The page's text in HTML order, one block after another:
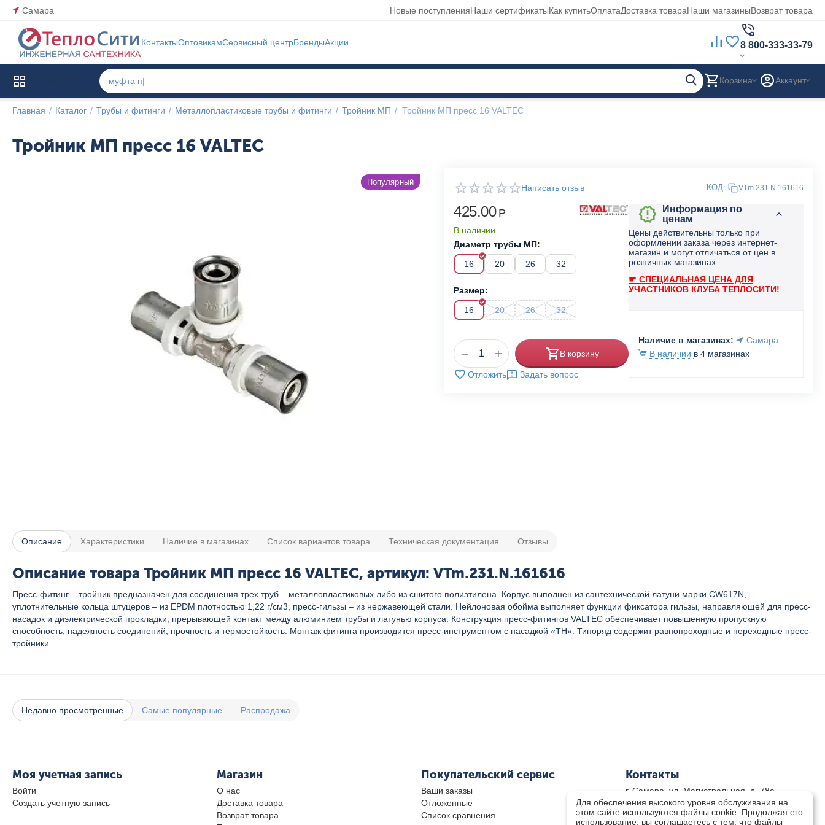
Самара Новые поступленияНаши сертификатыКак купитьОплатаДоставка товараНаши магазиныВозврат товара
КонтактыОптовикамСервисный центрБрендыАкции 8 800-333-33-79
Корзина Аккаунт
Главная / Каталог / Трубы и фитинги / Металлопластиковые трубы и фитинги / Тройник МП / Тройник МП пресс 16 VALTEC
Тройник МП пресс 16 VALTEC
Популярный
Написать отзыв КОД: VTm.231.N.161616
425.00 Р
В наличии
Диаметр трубы МП:
16
20 26 32
Размер:
16
20 26 32
+
− В корзину
Отложить Задать вопрос
Информация по
ценам
Цены действительны только при
оформлении заказа через интернет-
магазин и могут отличаться от цен в
розничных магазинах .
☛ СПЕЦИАЛЬНАЯ ЦЕНА ДЛЯ
УЧАСТНИКОВ КЛУБА ТЕПЛОСИТИ!
Наличие в магазинах:
Самара
В наличии в 4 магазинах
Описание Характеристики Наличие в магазинах Список вариантов товара Техническая документация Отзывы
Описание товара Тройник МП пресс 16 VALTEC, артикул: VTm.231.N.161616
Пресс-фитинг – тройник предназначен для соединения трех труб – металлопластиковых либо из сшитого полиэтилена. Корпус выполнен из сантехнической латуни марки CW617N,
уплотнительные кольца штуцеров – из EPDM плотностью 1,22 г/см3, пресс-гильзы – из нержавеющей стали. Нейлоновая обойма выполняет функции фиксатора гильзы, направляющей для пресс-
насадок и диэлектрической прокладки, прерывающей контакт между алюминием трубы и латунью корпуса. Конструкция пресс-фитингов VALTEC обеспечивает повышенную пропускную
способность, надежность соединений, прочность и термостойкость. Монтаж фитинга производится пресс-инструментом с насадкой «ТН». Типоряд содержит равнопроходные и переходные пресс-
тройники.
Недавно просмотренные Самые популярные Распродажа
Моя учетная запись
Войти
Создать учетную запись
Магазин
О нас
Доставка товара
Возврат товара
Покупательский сервис
Ваши заказы
Отложенные
Список сравнения
Контакты
г. Самара, ул. Магистральная, д. 78а
8 800-333-33-79(звонок бесплатный)
8(846)-211-03-15
Для обеспечения высокого уровня обслуживания на
этом сайте используются файлы cookie. Продолжая его
использование, вы соглашаетесь с тем, что файлы